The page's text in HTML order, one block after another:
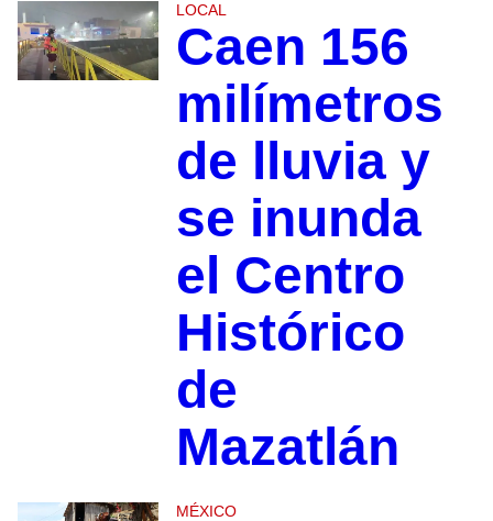
LOCAL
Caen 156
milímetros
de lluvia y
se inunda
el Centro
Histórico
de
Mazatlán
MÉXICO